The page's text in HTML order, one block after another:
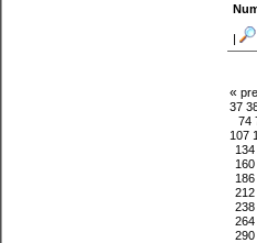
|
«
37
74
107
134
160
186
212
238
264
290